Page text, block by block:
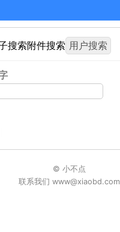
搜索附件搜索 用户搜索
© 小不点
联系我们 www@xiaobd.com